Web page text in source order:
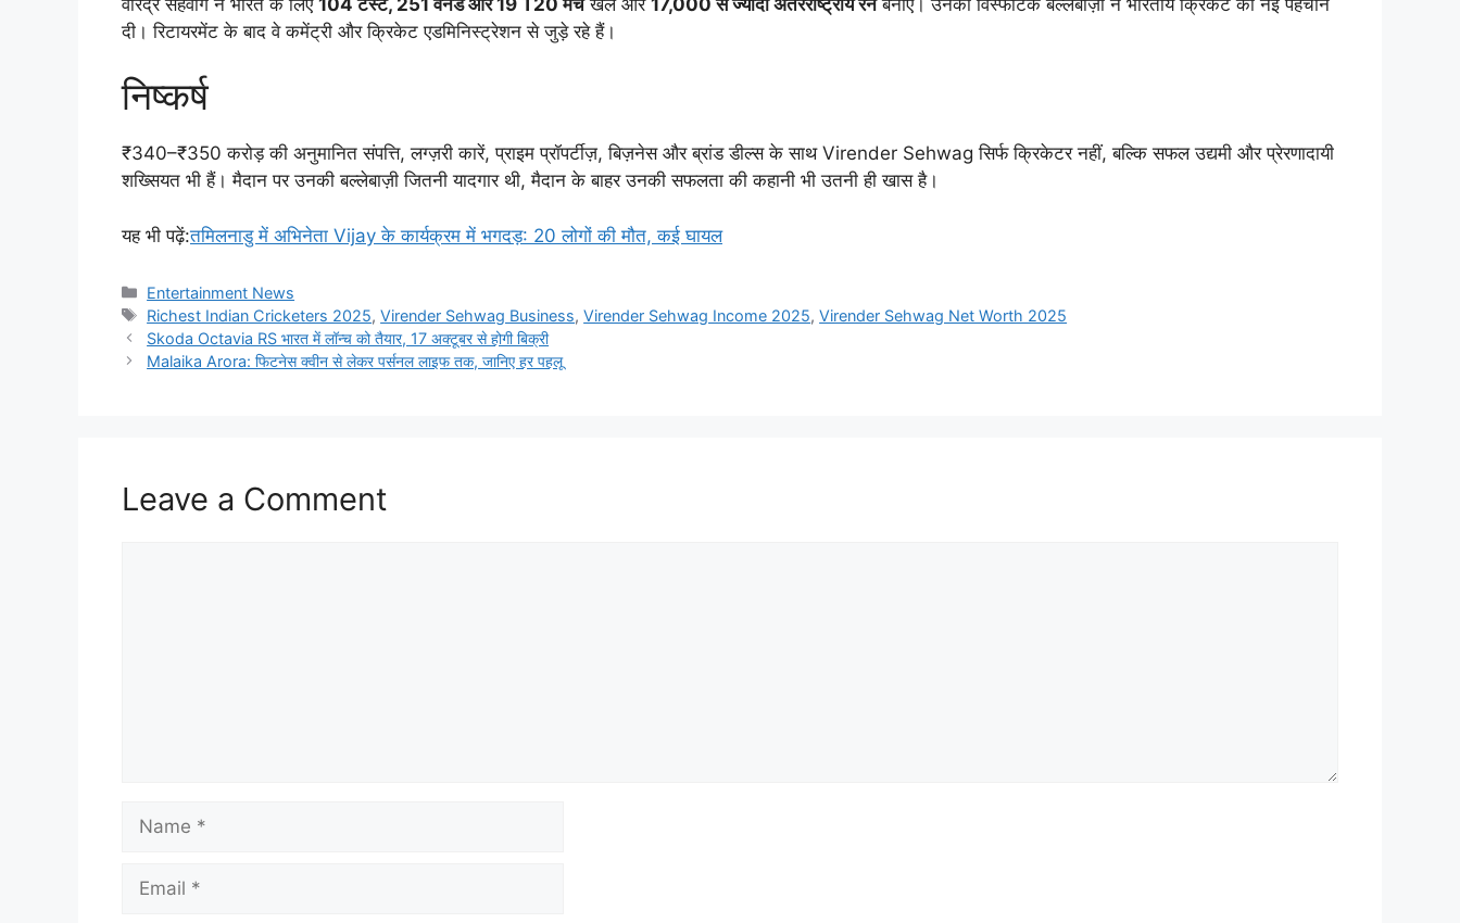
दी। रिटायरमेंट के बाद वे कमेंट्री और क्रिकेट एडमिनिस्ट्रेशन से जुड़े रहे हैं।
निष्कर्ष
₹340–₹350 करोड़ की अनुमानित संपत्ति, लग्ज़री कारें, प्राइम प्रॉपर्टीज़, बिज़नेस और ब्रांड डील्स के साथ Virender Sehwag सिर्फ क्रिकेटर नहीं, बल्कि सफल उद्यमी और प्रेरणादायी
शख्सियत भी हैं। मैदान पर उनकी बल्लेबाज़ी जितनी यादगार थी, मैदान के बाहर उनकी सफलता की कहानी भी उतनी ही खास है।
यह भी पढ़ें:तमिलनाडु में अभिनेता Vijay के कार्यक्रम में भगदड़: 20 लोगों की मौत, कई घायल
Categories
Entertainment News
Tags
Richest Indian Cricketers 2025,Virender Sehwag Business,Virender Sehwag Income 2025,Virender Sehwag Net Worth 2025
Skoda Octavia RS भारत में लॉन्च को तैयार, 17 अक्टूबर से होगी बिक्री
Malaika Arora: फिटनेस क्वीन से लेकर पर्सनल लाइफ तक, जानिए हर पहलू
Leave a Comment